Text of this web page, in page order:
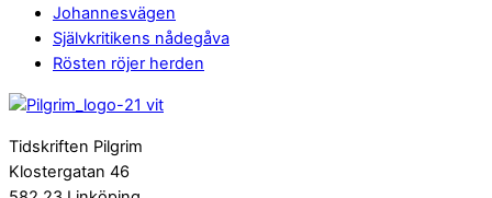
Johannesvägen
Självkritikens nådegåva
Rösten röjer herden
Tidskriften Pilgrim
Klostergatan 46